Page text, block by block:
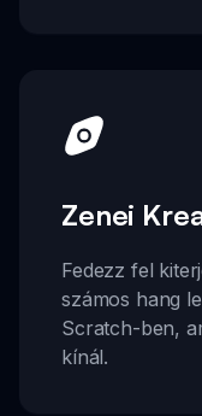
Zenei
Fedezz fel
számos hang
Scratch-ben,
kínál.